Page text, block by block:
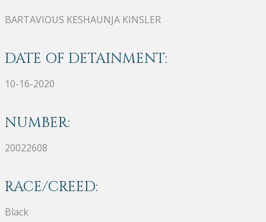
BARTAVIOUS KESHAUNJA KINSLER
DATE OF DETAINMENT:
10-16-2020
NUMBER:
20022608
RACE/CREED:
Black